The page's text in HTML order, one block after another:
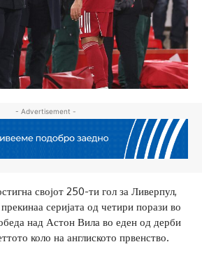
- Advertisement -
својот 250-ти гол за Ливерпул,
серијата од четири порази во
над Астон Вила во еден од дерби
коло на англиското првенство.